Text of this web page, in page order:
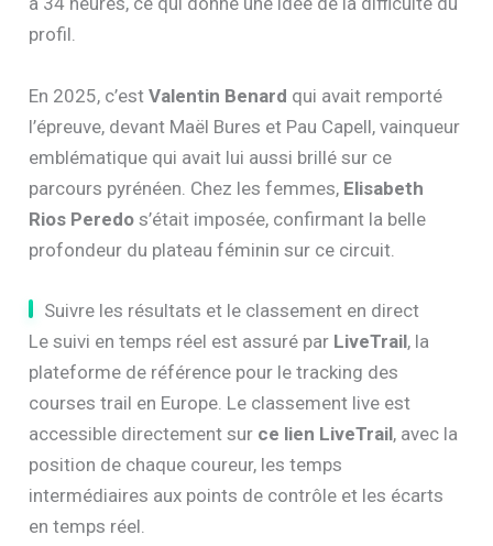
profil.
En 2025, c’estValentin Benard qui avait remporté
l’épreuve, devant Maël Bures et Pau Capell, vainqueur
emblématique qui avait lui aussi brillé sur ce
parcours pyrénéen. Chez les femmes, Elisabeth
Rios Peredo s’était imposée, confirmant la belle
profondeur du plateau féminin sur ce circuit.
Suivre les résultats et le classement en direct
Le suivi en temps réel est assuré par LiveTrail, la
plateforme de référence pour le tracking des
courses trail en Europe. Le classement live est
accessible directement sur ce lien LiveTrail, avec la
position de chaque coureur, les temps
intermédiaires aux points de contrôle et les écarts
en temps réel.